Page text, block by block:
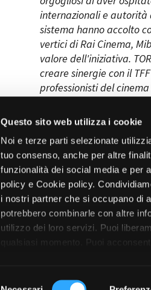
Questo sito web utilizza i cookie
Noi e terze parti selezionate
tuo consenso, anche per altre
funzionalità dei social media e per
policy e Cookie policy.
i nostri partner che si occupano di
potrebbero combinarle con altre
utilizzo dei loro servizi. Puoi
qualsiasi momento. Puoi
internazionali e autorità
sistema hanno accolto
vertici di Rai Cinema,
valore dell'iniziativa.
creare sinergie con il
professionisti del
contesto.”
Amministrazione trasparente